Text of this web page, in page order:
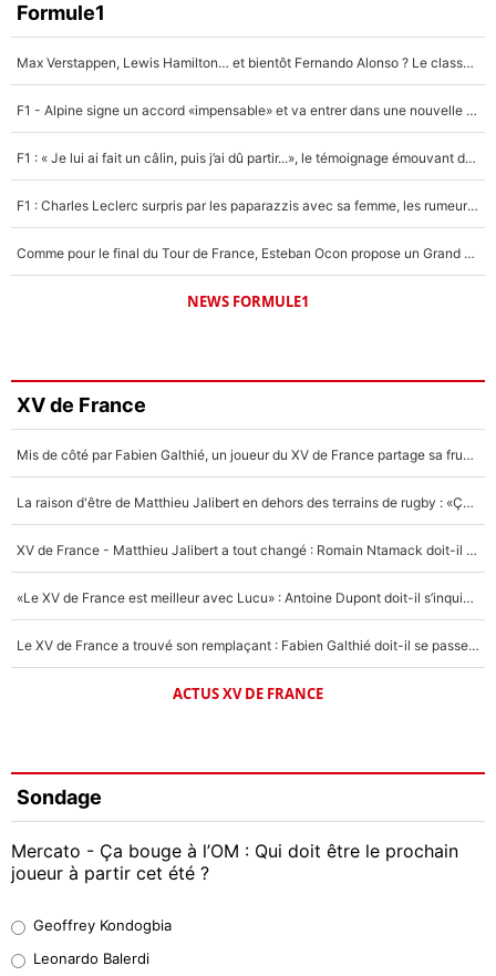
Formule1
Max Verstappen, Lewis Hamilton… et bientôt Fernando Alonso ? Le classement des pilotes les mieux payés en Formule 1 risque de changer !
F1 - Alpine signe un accord «impensable» et va entrer dans une nouvelle dimension : Grande nouvelle pour Pierre Gasly !
F1 : « Je lui ai fait un câlin, puis j’ai dû partir...», le témoignage émouvant de Max Verstappen sur sa fille
F1 : Charles Leclerc surpris par les paparazzis avec sa femme, les rumeurs étaient vraies !
Comme pour le final du Tour de France, Esteban Ocon propose un Grand Prix de Formule 1 à Paris : «Autour de l’Arc de Triomphe, ce serait génial» !
NEWS FORMULE1
XV de France
Mis de côté par Fabien Galthié, un joueur du XV de France partage sa frustration : «ils ne me l’ont pas dit tout de suite»
La raison d'être de Matthieu Jalibert en dehors des terrains de rugby : «Ça m'atteint autant que si tu touches à un membre de ma famille»
XV de France - Matthieu Jalibert a tout changé : Romain Ntamack doit-il s’inquiéter pour sa place à un an de la Coupe du monde ?
«Le XV de France est meilleur avec Lucu» : Antoine Dupont doit-il s’inquiéter pour sa place ?
Le XV de France a trouvé son remplaçant : Fabien Galthié doit-il se passer d'Antoine Dupont ?
ACTUS XV DE FRANCE
Sondage
Mercato - Ça bouge à l’OM : Qui doit être le prochain
joueur à partir cet été ?
38%
Geoffrey Kondogbia
Leonardo Balerdi